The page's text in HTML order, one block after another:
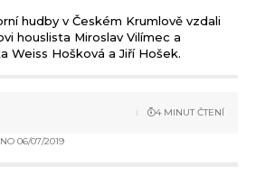
hudby v Českém Krumlově vzdali
houslista Miroslav Vilímec a
Weiss Hošková a Jiří Hošek.
06/07/2019
4 MINUT ČTENÍ